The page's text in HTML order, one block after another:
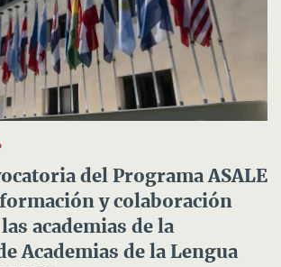
del Programa ASALE
formación y colaboración
academias de la
Academias de la Lengua